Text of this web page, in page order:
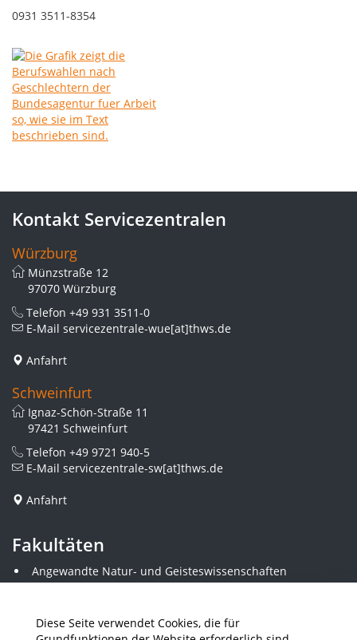
Diese Seite verwendet Cookies, die für
0931 3511-8354
Kontakt Servicezentralen
Würzburg
Münzstraße 12
97070 Würzburg
Telefon +49 931 3511-0
E-Mail servicezentrale-wue[at]thws.de
Anfahrt
Schweinfurt
Ignaz-Schön-Straße 11
97421 Schweinfurt
Telefon +49 9721 940-5
E-Mail servicezentrale-sw[at]thws.de
Anfahrt
Fakultäten
Angewandte Natur- und Geisteswissenschaften
Angewandte Sozialwissenschaften
Elektrotechnik
Gestaltung